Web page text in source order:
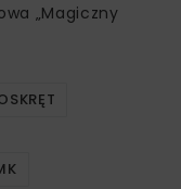
„Magiczny